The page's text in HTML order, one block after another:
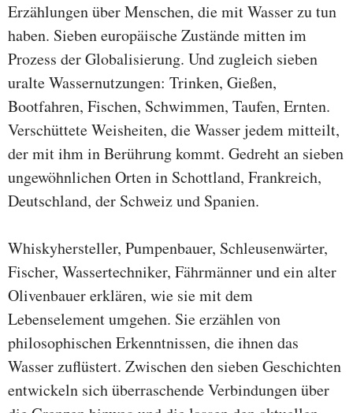
Erzählungen über Menschen, die mit Wasser zu tun
haben. Sieben europäische Zustände mitten im
Prozess der Globalisierung. Und zugleich sieben
uralte Wassernutzungen: Trinken, Gießen,
Bootfahren, Fischen, Schwimmen, Taufen, Ernten.
Verschüttete Weisheiten, die Wasser jedem mitteilt,
der mit ihm in Berührung kommt. Gedreht an sieben
ungewöhnlichen Orten in Schottland, Frankreich,
Deutschland, der Schweiz und Spanien.
Whiskyhersteller, Pumpenbauer, Schleusenwärter,
Fischer, Wassertechniker, Fährmänner und ein alter
Olivenbauer erklären, wie sie mit dem
Lebenselement umgehen. Sie erzählen von
philosophischen Erkenntnissen, die ihnen das
Wasser zuflüstert. Zwischen den sieben Geschichten
entwickeln sich überraschende Verbindungen über